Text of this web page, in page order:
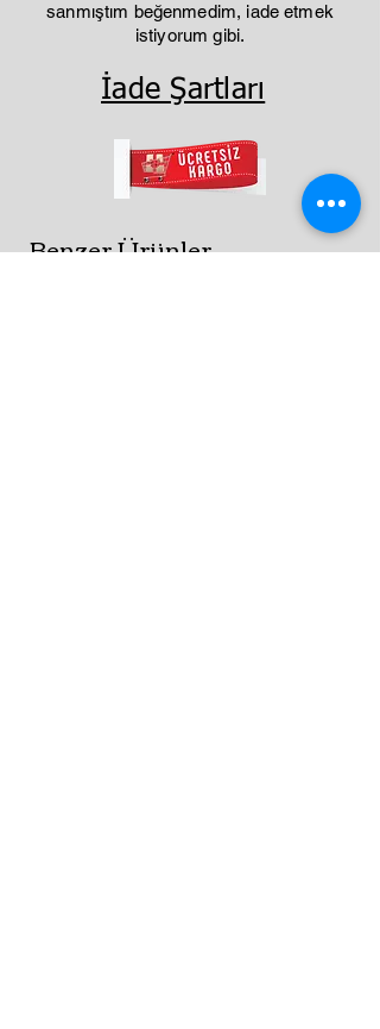
sanmıştım beğenmedim, iade etmek
istiyorum gibi.
İade Şartları
Benzer Ürünler